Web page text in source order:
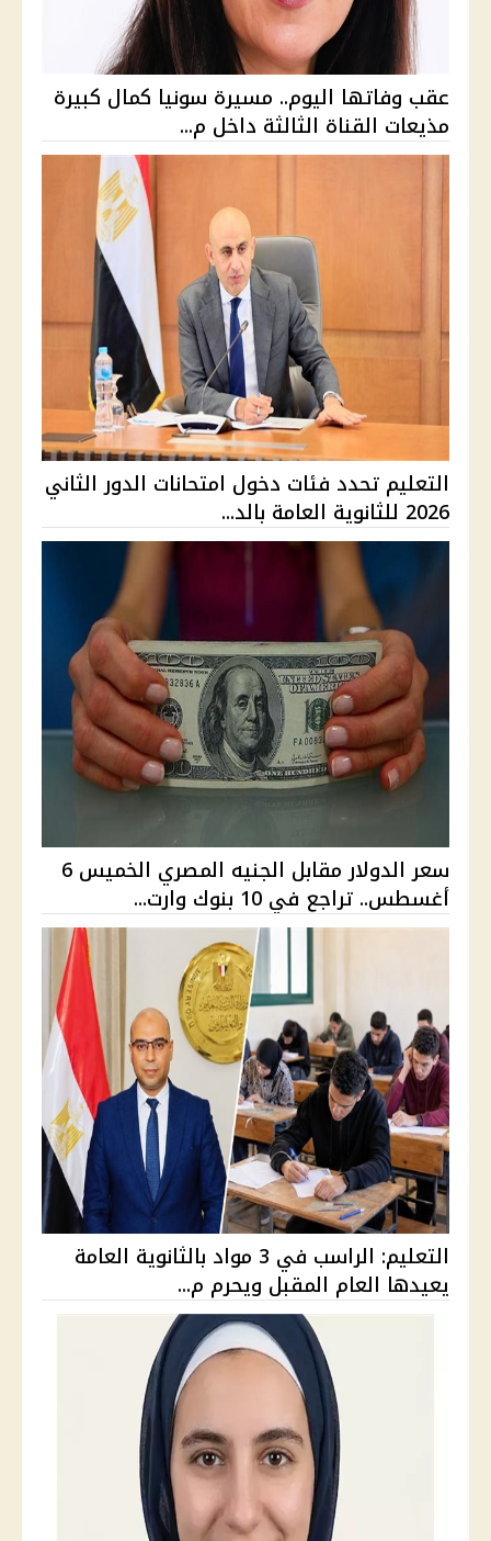
عقب وفاتها اليوم.. مسيرة سونيا كمال كبيرة
مذيعات القناة الثالثة داخل م...
التعليم تحدد فئات دخول امتحانات الدور الثاني
2026 للثانوية العامة بالد...
سعر الدولار مقابل الجنيه المصري الخميس 6
أغسطس.. تراجع في 10 بنوك وارت...
التعليم: الراسب في 3 مواد بالثانوية العامة
يعيدها العام المقبل ويحرم م...